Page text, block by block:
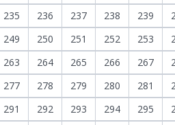
235 236 237 238 239
249
250 251 252 253
263
264 265 266 267
277
278 279 280 281
291
292 293 294 295